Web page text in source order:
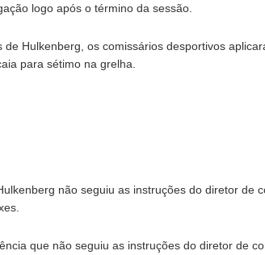
logo após o término da sessão.
Hulkenberg, os comissários desportivos
para sétimo na grelha.
não seguiu as instruções do diretor de
que não seguiu as instruções do diretor de